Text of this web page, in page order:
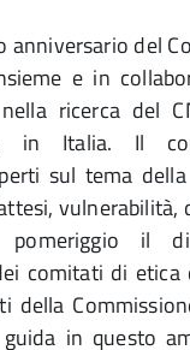
anniversario del
e in
ricerca del
in Italia. Il
sul tema
vulnerabilità,
il
comitati di etica
della
in questo